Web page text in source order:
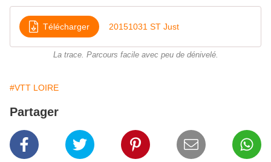
Télécharger 20151031 ST Just
La trace. Parcours facile avec peu de dénivelé.
#VTT LOIRE
Partager